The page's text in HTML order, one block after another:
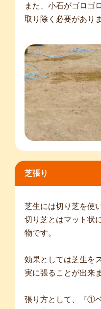
また、小石がゴロゴ
取り除く必要があり
芝張り
芝生には切り芝を使
切り芝とはマット状
物です。
効果としては芝生を
実に張ることが出来
張り方として、『①